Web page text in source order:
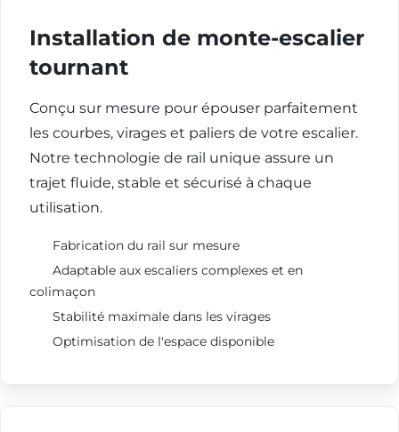
Installation de monte-escalier
tournant
Conçu sur mesure pour épouser parfaitement
les courbes, virages et paliers de votre escalier.
Notre technologie de rail unique assure un
trajet fluide, stable et sécurisé à chaque
utilisation.
Fabrication du rail sur mesure
Adaptable aux escaliers complexes et en
colimaçon
Stabilité maximale dans les virages
Optimisation de l'espace disponible